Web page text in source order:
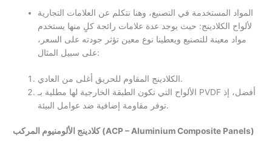
المواد المستخدمة في التصنيع، وهنا نتكلم عن العلامات التجارية
لألواح الكلادينج: حيث يوجد عدة علامات رائجة كلِِ منها يستخدم
مواد معينة للتصنيع ويعطينا نوع معين تؤثر جودته على السعر،
على سبيل المثال:
الكلادينج المقاوم للحريق أغلى من العادي.
الألواح التي تكون الطبقة الخارجية لها مطلية بـ PVDF أفضل، إذ
توفر مقاومة إضافية ضد عوامل البيئة.
كلادينج الألومنيوم المركب (ACP – Aluminium Composite Panels)